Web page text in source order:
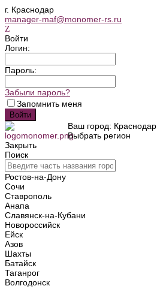
г. Краснодар
manager-maf@monomer-rs.ru
Войти
Логин:
Пароль:
Забыли пароль?
Запомнить меня
Ваш город: Краснодар
Выбрать регион
Закрыть
Поиск
Ростов-на-Дону
Сочи
Ставрополь
Анапа
Славянск-на-Кубани
Новороссийск
Ейск
Азов
Шахты
Батайск
Таганрог
Волгодонск